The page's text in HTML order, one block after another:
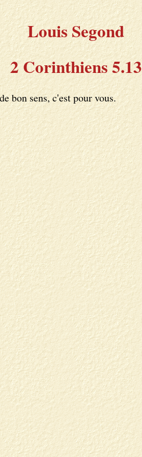
Louis Segond
2 Corinthiens 5.13
bon sens, c'est pour vous.